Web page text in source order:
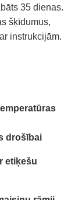
35 dienas.
šķīdumus,
instrukcijām.
drošībai
etiķešu